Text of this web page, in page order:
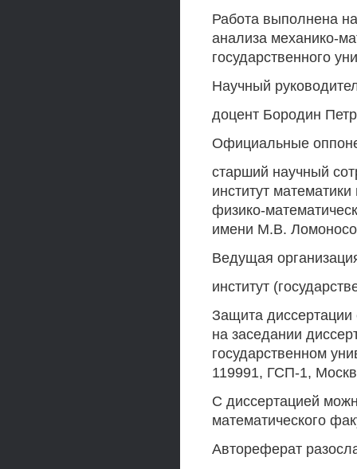
Работа выполнена
анализа механико-
государственного
Научный
доцент Бородин
Официальные
старший научный
институт
физико-
имени М.В.
Ведущая
институт
Защита диссертации
на заседании
государственном
119991, ГСП-1,
С диссертацией
математического
Автореферат